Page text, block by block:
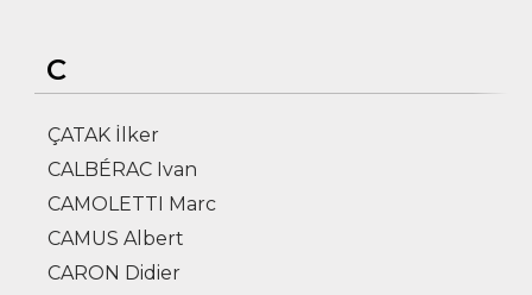
C
ÇATAK İlker
CALBÉRAC Ivan
CAMOLETTI Marc
CAMUS Albert
CARON Didier